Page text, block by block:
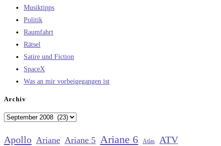
Musiktipps
Politik
Raumfahrt
Rätsel
Satire und Fiction
SpaceX
Was an mir vorbeigegangen ist
Archiv
Archiv
Apollo Ariane Ariane 5 Ariane 6 Atlas ATV